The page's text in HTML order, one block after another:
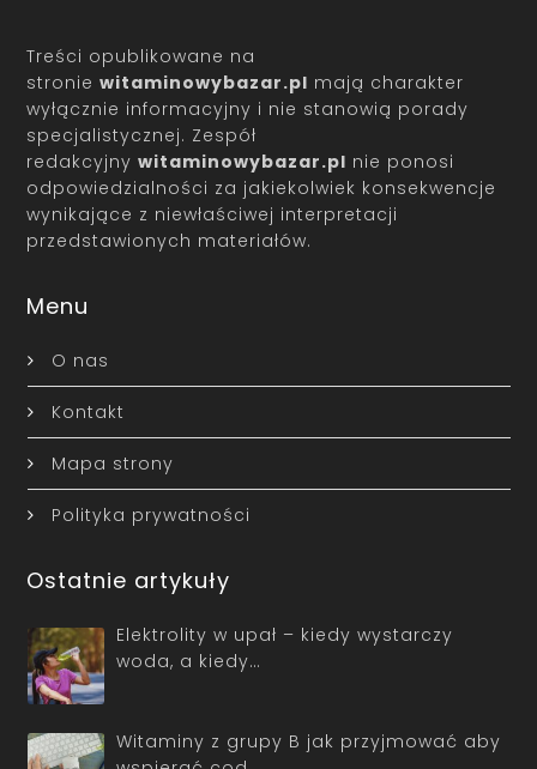
Treści opublikowane na
stroniewitaminowybazar.pl mają charakter
wyłącznie informacyjny i nie stanowią porady
specjalistycznej. Zespół
redakcyjnywitaminowybazar.pl nie ponosi
odpowiedzialności za jakiekolwiek konsekwencje
wynikające z niewłaściwej interpretacji
przedstawionych materiałów.
Menu
O nas
Kontakt
Mapa strony
Polityka prywatności
Ostatnie artykuły
Elektrolity w upał – kiedy wystarczy
woda, a kiedy…
Witaminy z grupy B jak przyjmować aby